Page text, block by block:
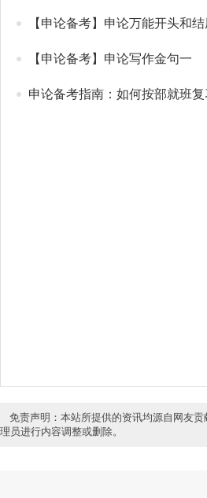
【申论备考】申论万能开头和结
【申论备考】申论写作金句一
申论备考指南：如何按部就班
免责声明：本站所提供的资讯均源自网友
理员进行内容调整或删除。